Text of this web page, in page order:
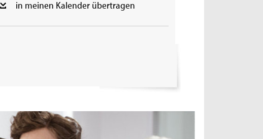
in meinen Kalender übertragen